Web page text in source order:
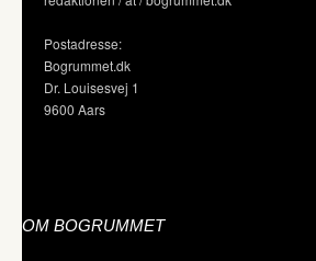
Postadresse:
Bogrummet.dk
Dr. Louisesvej 1
9600 Aars
OM BOGRUMMET